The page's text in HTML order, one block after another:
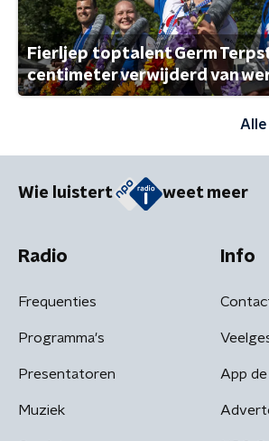
Fierljep toptalent Germ
centimeter verwijderd van
Wie luistert weet meer
Radio
Frequenties
Programma's
Presentatoren
Muziek
Info
App